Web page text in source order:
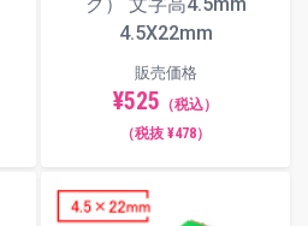
ク） 文字高4.5mm
4.5X22mm
販売価格
¥525 （税込）
（税抜 ¥478）